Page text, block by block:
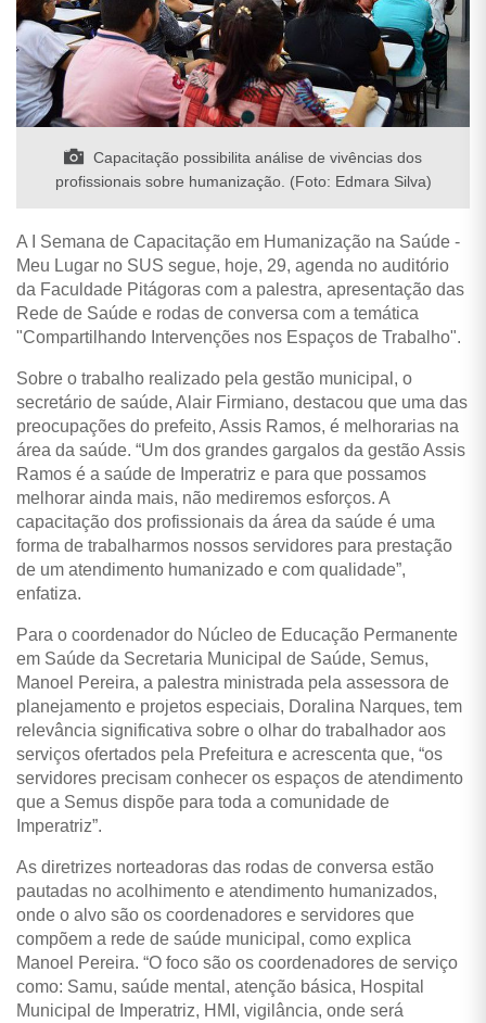
Capacitação possibilita análise de vivências dos
profissionais sobre humanização. (Foto: Edmara Silva)
A I Semana de Capacitação em Humanização na Saúde -
Meu Lugar no SUS segue, hoje, 29, agenda no auditório
da Faculdade Pitágoras com a palestra, apresentação das
Rede de Saúde e rodas de conversa com a temática
"Compartilhando Intervenções nos Espaços de Trabalho".
Sobre o trabalho realizado pela gestão municipal, o
secretário de saúde, Alair Firmiano, destacou que uma das
preocupações do prefeito, Assis Ramos, é melhorarias na
área da saúde. “Um dos grandes gargalos da gestão Assis
Ramos é a saúde de Imperatriz e para que possamos
melhorar ainda mais, não mediremos esforços. A
capacitação dos profissionais da área da saúde é uma
forma de trabalharmos nossos servidores para prestação
de um atendimento humanizado e com qualidade”,
enfatiza.
Para o coordenador do Núcleo de Educação Permanente
em Saúde da Secretaria Municipal de Saúde, Semus,
Manoel Pereira, a palestra ministrada pela assessora de
planejamento e projetos especiais, Doralina Narques, tem
relevância significativa sobre o olhar do trabalhador aos
serviços ofertados pela Prefeitura e acrescenta que, “os
servidores precisam conhecer os espaços de atendimento
que a Semus dispõe para toda a comunidade de
Imperatriz”.
As diretrizes norteadoras das rodas de conversa estão
pautadas no acolhimento e atendimento humanizados,
onde o alvo são os coordenadores e servidores que
compõem a rede de saúde municipal, como explica
Manoel Pereira. “O foco são os coordenadores de serviço
como: Samu, saúde mental, atenção básica, Hospital
Municipal de Imperatriz, HMI, vigilância, onde será